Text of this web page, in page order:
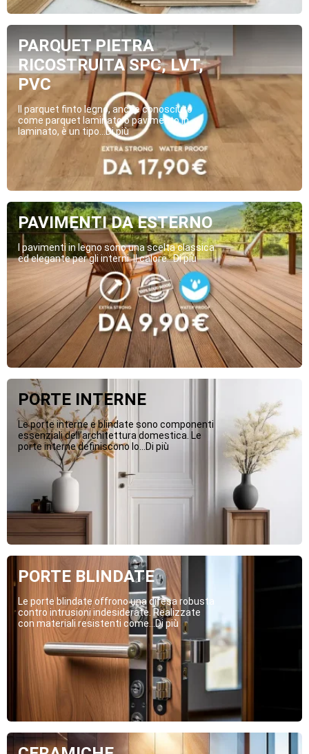
PARQUET PIETRA
RICOSTRUITA SPC, LVT,
PVC
Il parquet finto legno, anche conosciuto
come parquet laminato o pavimento in
laminato, è un tipo...Di più
PAVIMENTI DA ESTERNO
I pavimenti in legno sono una scelta classica
ed elegante per gli interni. Il calore...Di più
PORTE INTERNE
Le porte interne e blindate sono componenti
essenziali dell’architettura domestica. Le
porte interne definiscono lo...Di più
PORTE BLINDATE
Le porte blindate offrono una difesa robusta
contro intrusioni indesiderate. Realizzate
con materiali resistenti come...Di più